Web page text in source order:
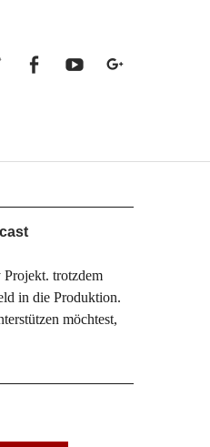
trotzdem
in die Produktion.
möchtest,